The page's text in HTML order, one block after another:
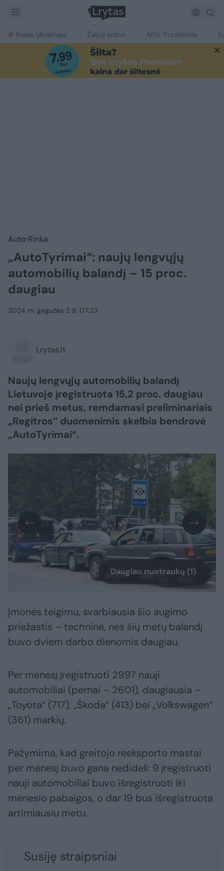
Karas Ukrainoje Žalioji erdvė Ačiū, Prezidente
Auto Rinka
„AutoTyrimai“: naujų lengvųjų
automobilių balandį – 15 proc.
daugiau
2024 m. gegužės 2 d. 07:23
Lrytas.lt
Naujų lengvųjų automobilių balandį
Lietuvoje įregistruota 15,2 proc. daugiau
nei prieš metus, remdamasi preliminariais
„Regitros“ duomenimis skelbia bendrovė
„AutoTyrimai“.
Daugiau nuotraukų (1)
Įmonės teigimu, svarbiausia šio augimo
priežastis – techninė, nes šių metų balandį
buvo dviem darbo dienomis daugiau.
Per mėnesį įregistruoti 2997 nauji
automobiliai (pernai – 2601), daugiausia –
„Toyota“ (717), „Škoda“ (413) bei „Volkswagen“
(361) markių.
Pažymima, kad greitojo reeksporto mastai
per mėnesį buvo gana nedideli: 9 įregistruoti
nauji automobiliai buvo išregistruoti iki
mėnesio pabaigos, o dar 19 bus išregistruota
artimiausiu metu.
Susiję straipsniai